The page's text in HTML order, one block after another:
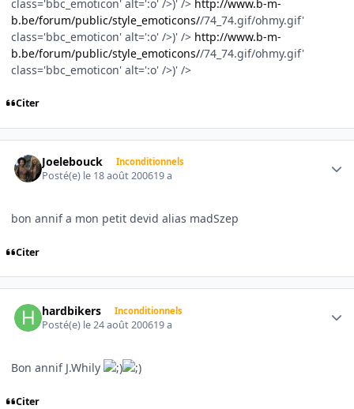
class='bbc_emoticon' alt=':o' />)' /> http://www.b-m-
b.be/forum/public/style_emoticons//74_74.gif/ohmy.gif'
class='bbc_emoticon' alt=':o' />)' /> http://www.b-m-
b.be/forum/public/style_emoticons//74_74.gif/ohmy.gif'
class='bbc_emoticon' alt=':o' />)' />
Citer
Joelebouck Inconditionnels
Posté(e) le 18 août 200619 a
bon annif a mon petit devid alias madSzep
Citer
hardbikers Inconditionnels
Posté(e) le 24 août 200619 a
Bon annif J.Whily
Citer